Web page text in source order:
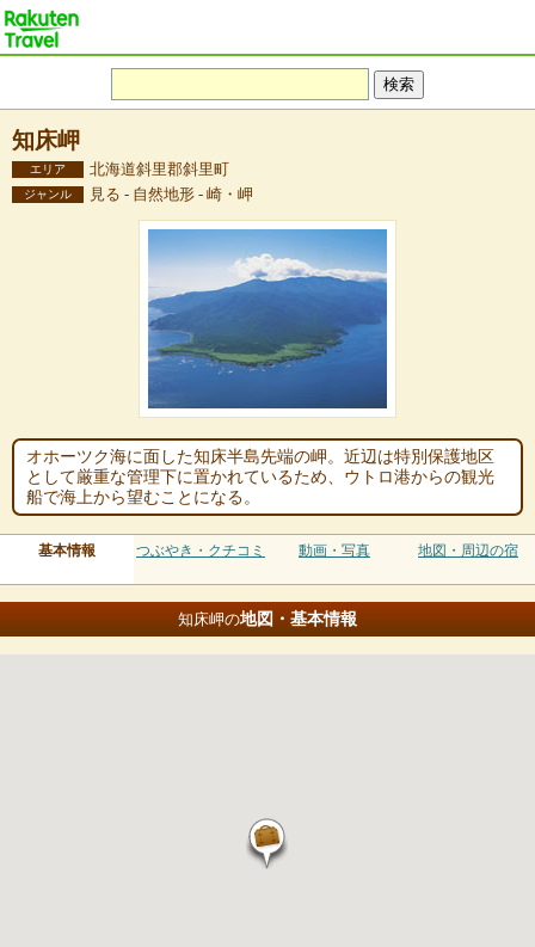
知床岬
エリア 北海道斜里郡斜里町
ジャンル 見る - 自然地形 - 崎・岬
オホーツク海に面した知床半島先端の岬。近辺は特別保護地区
として厳重な管理下に置かれているため、ウトロ港からの観光
船で海上から望むことになる。
基本情報 つぶやき・クチコミ 動画・写真 地図・周辺の宿
知床岬の地図・基本情報